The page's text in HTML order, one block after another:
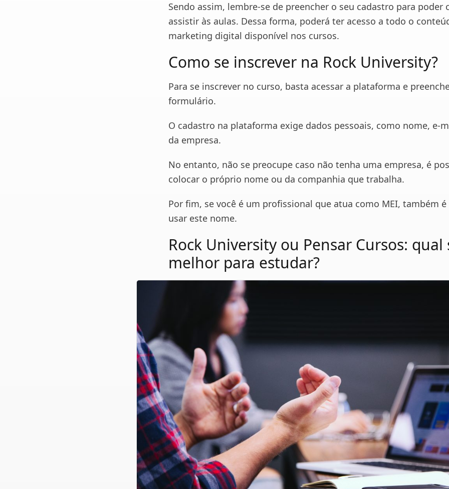
Sendo assim, lembre-se de preencher o seu cadastro para poder
assistir às aulas. Dessa forma, poderá ter acesso a todo o
marketing digital disponível nos cursos.
Como se inscrever na Rock University?
Para se inscrever no curso, basta acessar a plataforma e
formulário.
O cadastro na plataforma exige dados pessoais, como nome, e-
da empresa.
No entanto, não se preocupe caso não tenha uma empresa, é
colocar o próprio nome ou da companhia que trabalha.
Por fim, se você é um profissional que atua como MEI, também
usar este nome.
Rock University ou Pensar Cursos: qual
melhor para estudar?